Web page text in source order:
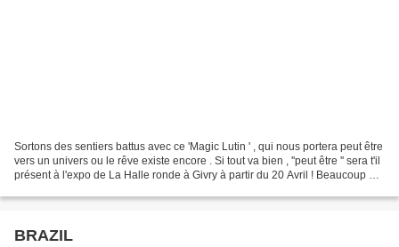
Sortons des sentiers battus avec ce 'Magic Lutin ' , qui nous portera peut être
vers un univers ou le rêve existe encore . Si tout va bien , ''peut être '' sera t'il
présent à l'expo de La Halle ronde à Givry à partir du 20 Avril ! Beaucoup de
BRAZIL